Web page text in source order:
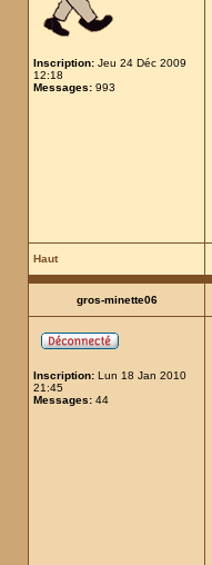
Inscription: Jeu 24 Déc 2009
12:18
Messages: 993
Haut
gros-minette06
Inscription: Lun 18 Jan 2010
21:45
Messages: 44